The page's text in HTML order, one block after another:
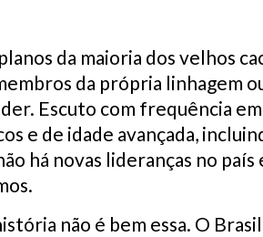
da maioria dos velhos
da própria linhagem
Escuto com frequência
e de idade avançada,
há novas lideranças no
não é bem essa. O